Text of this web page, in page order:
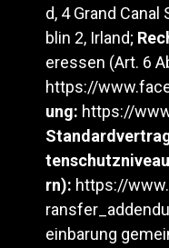
d, 4 Grand Canal
blin 2, Irland;
eressen (Art. 6
https://
ung: https://
rn): https://
einbarung